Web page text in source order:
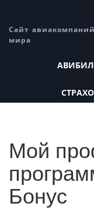
Сайт
мира
Мой
Бонус